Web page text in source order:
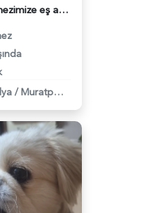
Pekinezimize eş arıyoruz - 118982133
/ Muratpaşa